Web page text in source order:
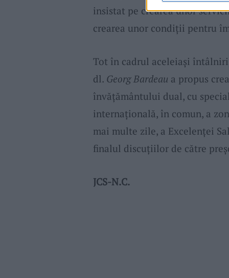
insistat pe crearea unor
crearea unor condiții pentru
Tot în cadrul aceleiași
dl. Georg Bardeau a propus
învățământului dual, cu
internațională, în comun, a
mai multe zile, a Excelenței
finalul discuțiilor de către
JCS-N.C.